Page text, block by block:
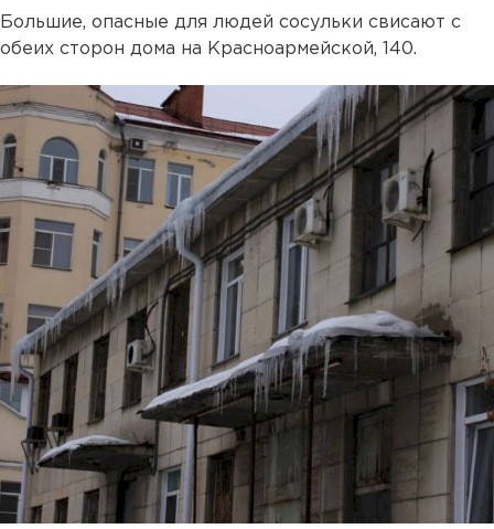
Большие, опасные для людей сосульки свисают с
обеих сторон дома на Красноармейской, 140.